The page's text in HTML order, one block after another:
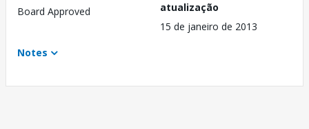
Board Approved
atualização
15 de janeiro de 2013
Notes